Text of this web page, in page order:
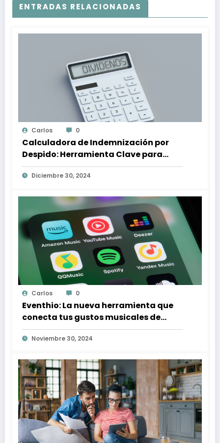
ENTRADAS RELACIONADAS
Carlos 0
Calculadora de Indemnización por
Despido: Herramienta Clave para
Proteger tus Derechos Laborales
Diciembre 30, 2024
Carlos 0
Eventhio: La nueva herramienta que
conecta tus gustos musicales de
Spotify con conciertos en tu zona
Noviembre 30, 2024